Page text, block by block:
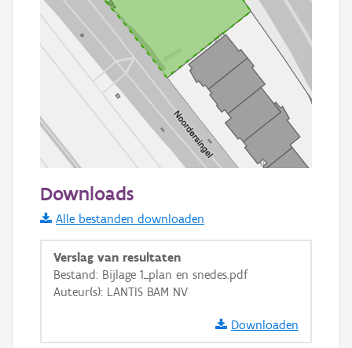
Informatie Vlaanderen
i
+ −
Downloads
Alle bestanden downloaden
Verslag van resultaten
Bestand: Bijlage 1_plan en snedes.pdf
Auteur(s): LANTIS BAM NV
Downloaden